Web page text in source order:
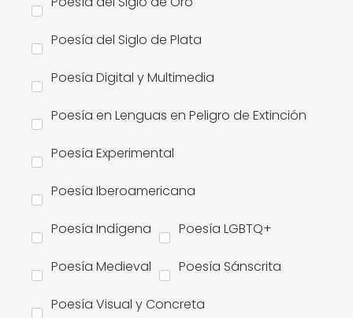
Poesía del Siglo de Plata
Poesía Digital y Multimedia
Poesía en Lenguas en Peligro de Extinción
Poesía Experimental
Poesía Iberoamericana
Poesía Indígena Poesía LGBTQ+
Poesía Medieval Poesía Sánscrita
Poesía Visual y Concreta